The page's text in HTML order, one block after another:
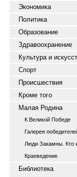
Экономика
Политика
Образование
Здравоохранение
Культура и
Спорт
Происшествия
Кроме того
Малая Родина
К Великой Победе
Галерея
Люди Закамны. Кто
Краеведение
Библиотека